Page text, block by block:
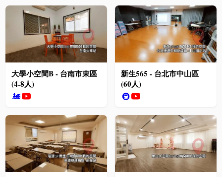
大學小空間B - 台南市東區
(4-8人)
🚂
新生565 - 台北市中山區
(60人)
🚇